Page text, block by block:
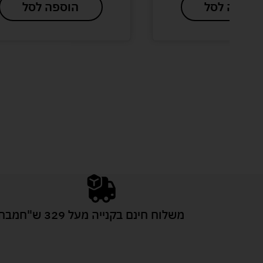
הוספה לסל הוספה לסל
משלוח חינם בקנייה מעל 329 ש"ח